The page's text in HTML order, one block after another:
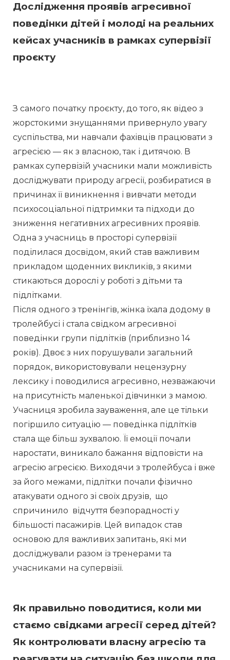
Дослідження проявів агресивної
поведінки дітей і молоді на реальних
кейсах учасників в рамках супервізії
проєкту
З самого початку проєкту, до того, як відео з
жорстокими знущаннями привернуло увагу
суспільства, ми навчали фахівців працювати з
агресією — як з власною, так і дитячою. В
рамках супервізій учасники мали можливість
досліджувати природу агресії, розбиратися в
причинах її виникнення і вивчати методи
психосоціальної підтримки та підходи до
зниження негативних агресивних проявів.
Одна з учасниць в просторі супервізії
поділилася досвідом, який став важливим
прикладом щоденних викликів, з якими
стикаються дорослі у роботі з дітьми та
підлітками.
Після одного з тренінгів, жінка їхала додому в
тролейбусі і стала свідком агресивної
поведінки групи підлітків (приблизно 14
років). Двоє з них порушували загальний
порядок, використовували нецензурну
лексику і поводилися агресивно, незважаючи
на присутність маленької дівчинки з мамою.
Учасниця зробила зауваження, але це тільки
погіршило ситуацію — поведінка підлітків
стала ще більш зухвалою. Її емоції почали
наростати, виникало бажання відповісти на
агресію агресією. Виходячи з тролейбуса і вже
за його межами, підлітки почали фізично
атакувати одного зі своїх друзів,  що
спричинило  відчуття безпорадності у
більшості пасажирів. Цей випадок став
основою для важливих запитань, які ми
досліджували разом із тренерами та
учасниками на супервізії.
Як правильно поводитися, коли ми
стаємо свідками агресії серед дітей?
Як контролювати власну агресію та